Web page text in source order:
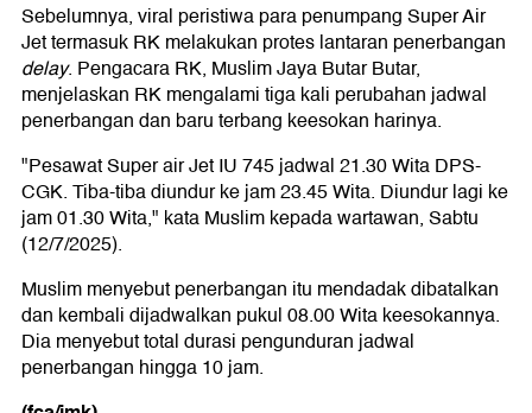
Sebelumnya, viral peristiwa para penumpang Super Air
Jet termasuk RK melakukan protes lantaran penerbangan
delay. Pengacara RK, Muslim Jaya Butar Butar,
menjelaskan RK mengalami tiga kali perubahan jadwal
penerbangan dan baru terbang keesokan harinya.
"Pesawat Super air Jet IU 745 jadwal 21.30 Wita DPS-
CGK. Tiba-tiba diundur ke jam 23.45 Wita. Diundur lagi ke
jam 01.30 Wita," kata Muslim kepada wartawan, Sabtu
(12/7/2025).
Muslim menyebut penerbangan itu mendadak dibatalkan
dan kembali dijadwalkan pukul 08.00 Wita keesokannya.
Dia menyebut total durasi pengunduran jadwal
penerbangan hingga 10 jam.